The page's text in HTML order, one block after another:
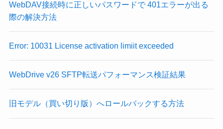
WebDAV接続時に正しいパスワードで 401エラーが出る
際の解決方法
Error: 10031 License activation limiit exceeded
WebDrive v26 SFTP転送パフォーマンス検証結果
旧モデル（買い切り版）へロールバックする方法